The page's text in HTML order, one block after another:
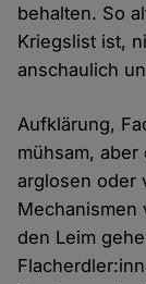
behalten. So
Kriegslist ist,
anschaulich
Aufklärung,
mühsam,
arglosen oder
Mechanismen
den Leim